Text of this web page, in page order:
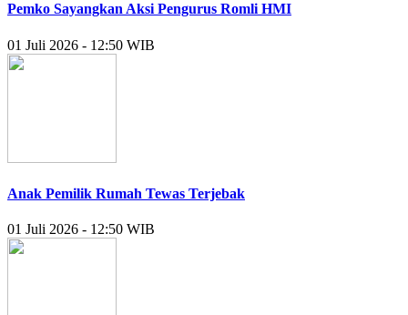
Pemko Sayangkan Aksi Pengurus Romli HMI
01 Juli 2026 - 12:50 WIB
Anak Pemilik Rumah Tewas Terjebak
01 Juli 2026 - 12:50 WIB